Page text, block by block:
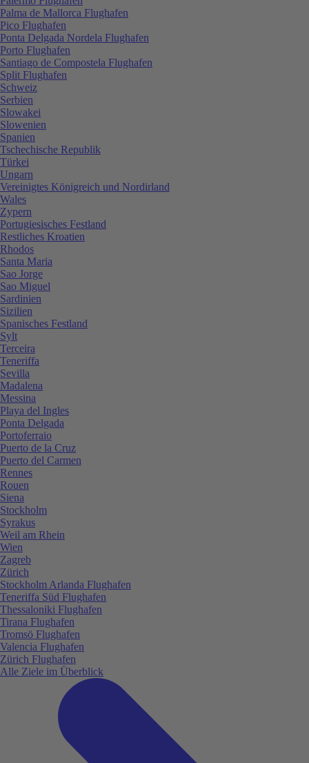
Palma de Mallorca Flughafen
Pico Flughafen
Ponta Delgada Nordela Flughafen
Porto Flughafen
Santiago de Compostela Flughafen
Split Flughafen
Schweiz
Serbien
Slowakei
Slowenien
Spanien
Tschechische Republik
Türkei
Ungarn
Vereinigtes Königreich und Nordirland
Wales
Zypern
Portugiesisches Festland
Restliches Kroatien
Rhodos
Santa Maria
Sao Jorge
Sao Miguel
Sardinien
Sizilien
Spanisches Festland
Sylt
Terceira
Teneriffa
Sevilla
Madalena
Messina
Playa del Ingles
Ponta Delgada
Portoferraio
Puerto de la Cruz
Puerto del Carmen
Rennes
Rouen
Siena
Stockholm
Syrakus
Weil am Rhein
Wien
Zagreb
Zürich
Stockholm Arlanda Flughafen
Teneriffa Süd Flughafen
Thessaloniki Flughafen
Tirana Flughafen
Tromsö Flughafen
Valencia Flughafen
Zürich Flughafen
Alle Ziele im Überblick